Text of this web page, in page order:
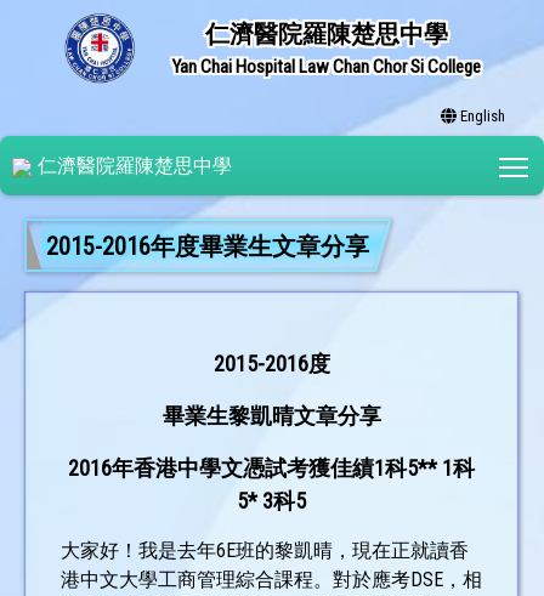
仁濟醫院羅陳楚思中學
Yan Chai Hospital Law Chan Chor Si College
English
仁濟醫院羅陳楚思中學
2015-2016年度畢業生文章分享
2015-2016度
畢業生黎凱晴文章分享
2016年香港中學文憑試考獲佳績1科5** 1科
5* 3科5
大家好！我是去年6E班的黎凱晴，現在正就讀香
港中文大學工商管理綜合課程。對於應考DSE，相